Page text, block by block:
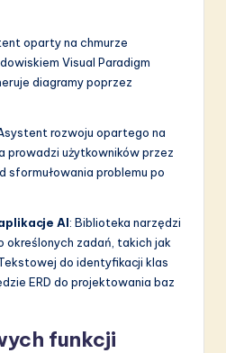
oparty na chmurze
Visual Paradigm
diagramy poprzez
rozwoju opartego na
prowadzi użytkowników przez
sformułowania problemu po
AI: Biblioteka narzędzi
określonych zadań, takich jak
do identyfikacji klas
ERD do projektowania baz
funkcji